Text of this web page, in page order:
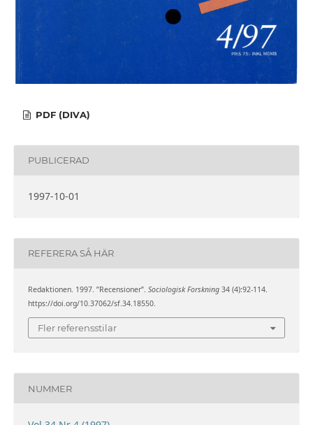
PDF (DIVA)
PUBLICERAD
1997-10-01
REFERERA SÅ HÄR
Redaktionen. 1997. ”Recensioner”. Sociologisk Forskning34 (4):92-114.
https://doi.org/10.37062/sf.34.18550.
Fler referensstilar
NUMMER